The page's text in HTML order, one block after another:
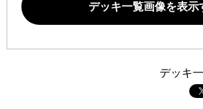
デッキ一覧画像を表示
デッキ